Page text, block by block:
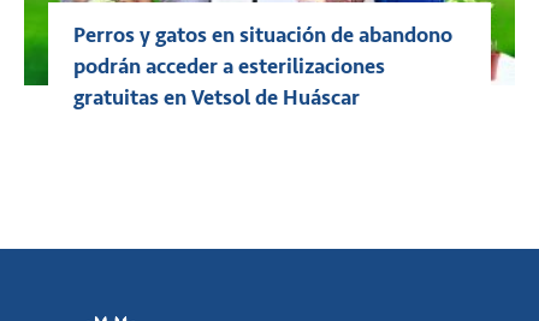
Perros y gatos en situación de abandono
podrán acceder a esterilizaciones
gratuitas en Vetsol de Huáscar